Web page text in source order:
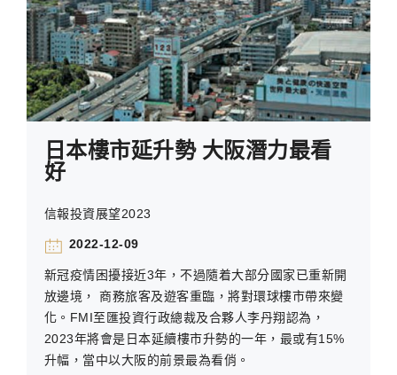
日本樓市延升勢 大阪潛力最看
好
信報投資展望2023
2022-12-09
新冠疫情困擾接近3年，不過隨着大部分國家已重新開
放邊境， 商務旅客及遊客重臨，將對環球樓市帶來變
化。FMI至匯投資行政總裁及合夥人李丹翔認為，
2023年將會是日本延續樓市升勢的一年，最或有15%
升幅，當中以大阪的前景最為看俏。